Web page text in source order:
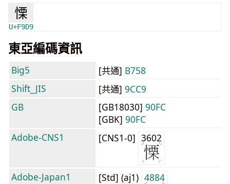
慄
U+F9D9
東亞編碼資訊
Big5 [共通] B758
Shift_JIS
[共通] 9CC9
GB
[GB18030] 90FC
[GBK] 90FC
Adobe-CNS1
[CNS1-0] 3602
Adobe-Japan1 [Std] (aj1) 4884